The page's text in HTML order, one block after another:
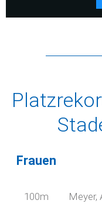
Frauen
100m Meyer,